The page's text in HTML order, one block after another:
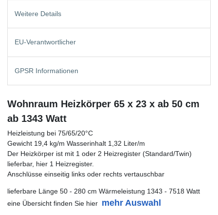
Weitere Details
EU-Verantwortlicher
GPSR Informationen
Wohnraum Heizkörper 65 x 23 x ab 50 cm
ab 1343 Watt
Heizleistung bei 75/65/20°C
Gewicht 19,4 kg/m Wasserinhalt 1,32 Liter/m
Der Heizkörper ist mit 1 oder 2 Heizregister (Standard/Twin)
lieferbar, hier 1 Heizregister.
Anschlüsse einseitig links oder rechts vertauschbar
lieferbare Länge 50 - 280 cm Wärmeleistung 1343 - 7518 Watt
eine Übersicht finden Sie hier mehr Auswahl